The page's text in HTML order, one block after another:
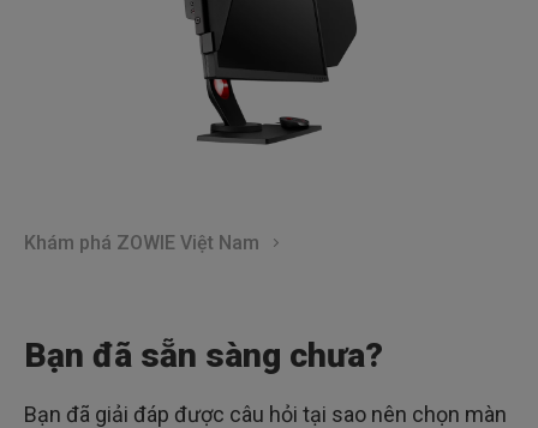
Khám phá ZOWIE Việt Nam
Bạn đã sẵn sàng chưa?
Bạn đã giải đáp được câu hỏi tại sao nên chọn màn